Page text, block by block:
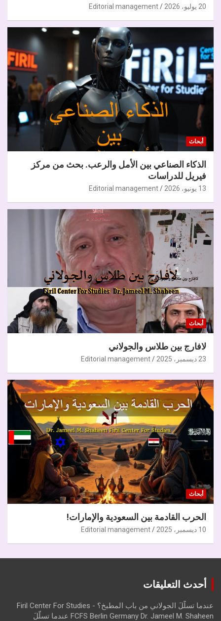
20 يوليو، 2026 Editorial management
أبحاث
الذكاء الصناعي بين الأمل والرعب. بحث من مركز
فيريل للدراسات
13 يونيو، 2026 Editorial management
أبحاث
لافارج بين طلاس والجولاني
23 ديسمبر، 2025 Editorial management
أبحاث
الحرب القادمة بين السعودية والإمارات!
10 ديسمبر، 2025 Editorial management
أحدث التعليقات
عندما تسلّلَ الجولاني من باب المطبخ؟ - Firil Center For Studies
FCFS Berlin Germany Dr. Jameel M. Shaheen عندما تسلّلَ